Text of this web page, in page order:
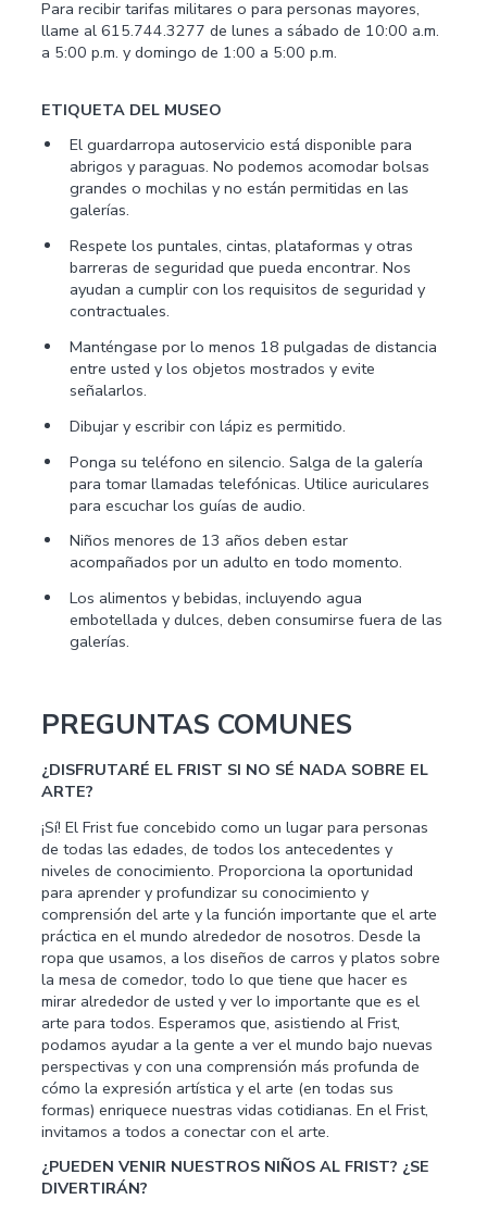
Para recibir tarifas militares o para personas mayores,
llame al 615.744.3277 de lunes a sábado de 10:00 a.m.
a 5:00 p.m. y domingo de 1:00 a 5:00 p.m.
ETIQUETA DEL MUSEO
El guardarropa autoservicio está disponible para
abrigos y paraguas. No podemos acomodar bolsas
grandes o mochilas y no están permitidas en las
galerías.
Respete los puntales, cintas, plataformas y otras
barreras de seguridad que pueda encontrar. Nos
ayudan a cumplir con los requisitos de seguridad y
contractuales.
Manténgase por lo menos 18 pulgadas de distancia
entre usted y los objetos mostrados y evite
señalarlos.
Dibujar y escribir con lápiz es permitido.
Ponga su teléfono en silencio. Salga de la galería
para tomar llamadas telefónicas. Utilice auriculares
para escuchar los guías de audio.
Niños menores de 13 años deben estar
acompañados por un adulto en todo momento.
Los alimentos y bebidas, incluyendo agua
embotellada y dulces, deben consumirse fuera de las
galerías.
PREGUNTAS COMUNES
¿DISFRUTARÉ EL FRIST SI NO SÉ NADA SOBRE EL
ARTE?
¡Sí! El Frist fue concebido como un lugar para personas
de todas las edades, de todos los antecedentes y
niveles de conocimiento. Proporciona la oportunidad
para aprender y profundizar su conocimiento y
comprensión del arte y la función importante que el arte
práctica en el mundo alrededor de nosotros. Desde la
ropa que usamos, a los diseños de carros y platos sobre
la mesa de comedor, todo lo que tiene que hacer es
mirar alrededor de usted y ver lo importante que es el
arte para todos. Esperamos que, asistiendo al Frist,
podamos ayudar a la gente a ver el mundo bajo nuevas
perspectivas y con una comprensión más profunda de
cómo la expresión artística y el arte (en todas sus
formas) enriquece nuestras vidas cotidianas. En el Frist,
invitamos a todos a conectar con el arte.
¿PUEDEN VENIR NUESTROS NIÑOS AL FRIST? ¿SE
DIVERTIRÁN?